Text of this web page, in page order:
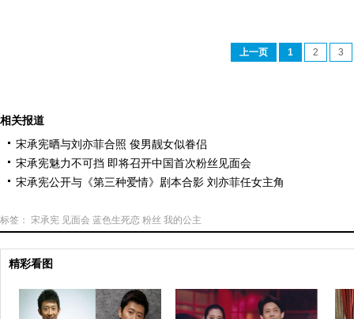
上一页 1 2 3
相关报道
宋承宪晒与刘亦菲合照 俊男靓女似眷侣
宋承宪魅力不可挡 即将召开中国首次粉丝见面会
宋承宪公开与《第三种爱情》剧本合影 刘亦菲任女主角
标签： 宋承宪 见面会 蓝色生死恋 粉丝 我的公主
精彩看图